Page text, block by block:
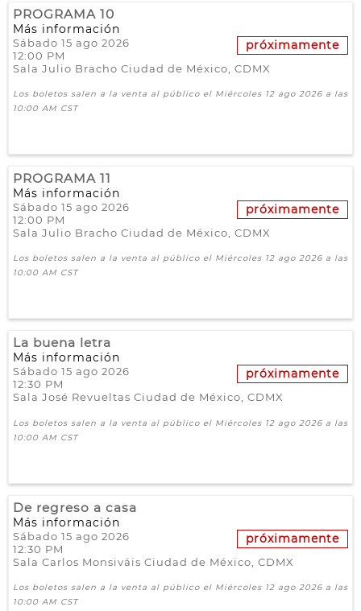
PROGRAMA 10
Más información
próximamente
Sábado 15 ago 2026
12:00 PM
Sala Julio Bracho Ciudad de México, CDMX
Los boletos salen a la venta al público el Miércoles 12 ago 2026 a las
10:00 AM CST
PROGRAMA 11
Más información
próximamente
Sábado 15 ago 2026
12:00 PM
Sala Julio Bracho Ciudad de México, CDMX
Los boletos salen a la venta al público el Miércoles 12 ago 2026 a las
10:00 AM CST
La buena letra
Más información
próximamente
Sábado 15 ago 2026
12:30 PM
Sala José Revueltas Ciudad de México, CDMX
Los boletos salen a la venta al público el Miércoles 12 ago 2026 a las
10:00 AM CST
De regreso a casa
Más información
próximamente
Sábado 15 ago 2026
12:30 PM
Sala Carlos Monsiváis Ciudad de México, CDMX
Los boletos salen a la venta al público el Miércoles 12 ago 2026 a las
10:00 AM CST